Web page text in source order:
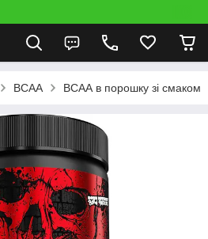
BCAA ВСАА в порошку зі смаком